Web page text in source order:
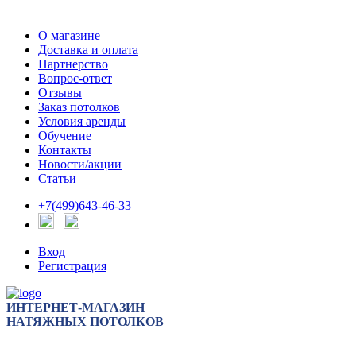
О магазине
Доставка и оплата
Партнерство
Вопрос-ответ
Отзывы
Заказ потолков
Условия аренды
Обучение
Контакты
Новости/акции
Статьи
+7(499)643-46-33
Вход
Регистрация
ИНТЕРНЕТ-МАГАЗИН
НАТЯЖНЫХ ПОТОЛКОВ